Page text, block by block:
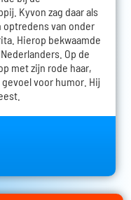
Kyvon zag daar als
van onder
Hierop bekwaamde
Op de
met zijn rode haar,
voor humor. Hij